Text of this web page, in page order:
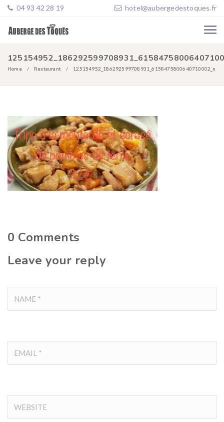
04 93 42 28 19 hotel@aubergedestoques.fr
Home Restaurant 125154952_186292599708931_6158475800640710002_n
0 Comments
Leave your reply